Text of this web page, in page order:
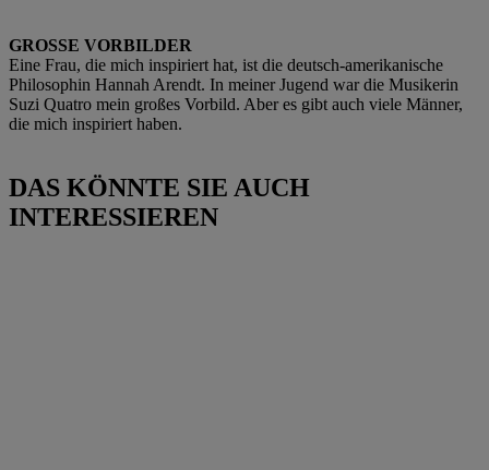
GROSSE VORBILDER
Eine Frau, die mich inspiriert hat, ist die deutsch-amerikanische
Philosophin Hannah Arendt. In meiner Jugend war die Musikerin
Suzi Quatro mein großes Vorbild. Aber es gibt auch viele Männer,
die mich inspiriert haben.
DAS KÖNNTE SIE AUCH
INTERESSIEREN